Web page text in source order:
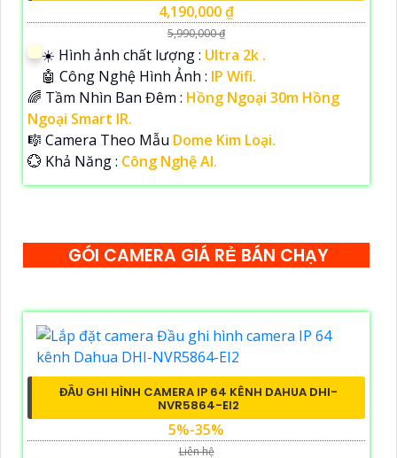
4,190,000 ₫
5,990,000 ₫
☀️ Hình ảnh chất lượng : Ultra 2k .
🤖️ Công Nghệ Hình Ảnh : IP Wifi.
🌈 Tầm Nhìn Ban Đêm : Hồng Ngoại 30m Hồng
Ngoại Smart IR.
🎼️ Camera Theo Mẫu Dome Kim Loại.
️💮 Khả Năng : Công Nghệ AI.
GÓI CAMERA GIÁ RẺ BÁN CHẠY
ĐẦU GHI HÌNH CAMERA IP 64 KÊNH DAHUA DHI-
NVR5864-EI2
5%-35%
Liên hệ